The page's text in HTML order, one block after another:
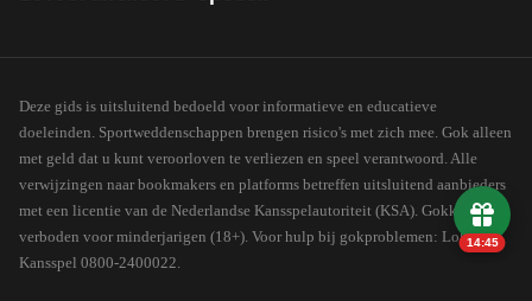
Deze gids is uitsluitend bedoeld voor informatieve en educatieve
doeleinden. Sportweddenschappen brengen risico's met zich mee. Gok alleen
met geld dat u kunt veroorloven te verliezen en speel verantwoord. Alle
verwijzingen naar bookmakers en platforms betreffen uitsluitend aanbieders
met een licentie van de Nederlandse Kansspelautoriteit (KSA). Gokken is
verboden voor minderjarigen (18+). Voor hulp bij gokproblemen: Loket
Kansspel 0800-2400022.
14:44